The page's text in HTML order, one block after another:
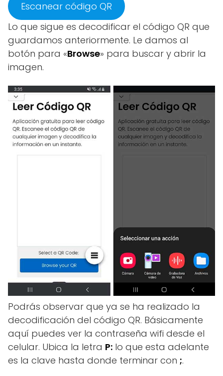
Escanear código QR
Lo que sigue es decodificar el código QR que
guardamos anteriormente. Le damos al
botón para «Browse» para buscar y abrir la
imagen.
Podrás observar que ya se ha realizado la
decodificación del código QR. Básicamente
aquí puedes ver la contraseña wifi desde el
celular. Ubica la letra P: lo que esta adelante
es la clave hasta donde terminar con ;.